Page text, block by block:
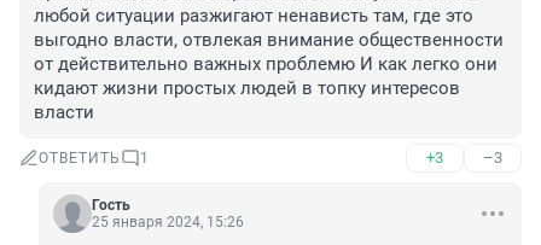
любой ситуации разжигают ненависть там, где это
выгодно власти, отвлекая внимание общественности
от действительно важных проблемю И как легко они
кидают жизни простых людей в топку интересов
власти
ОТВЕТИТЬ 1 +3 –3
Гость
25 января 2024, 15:26